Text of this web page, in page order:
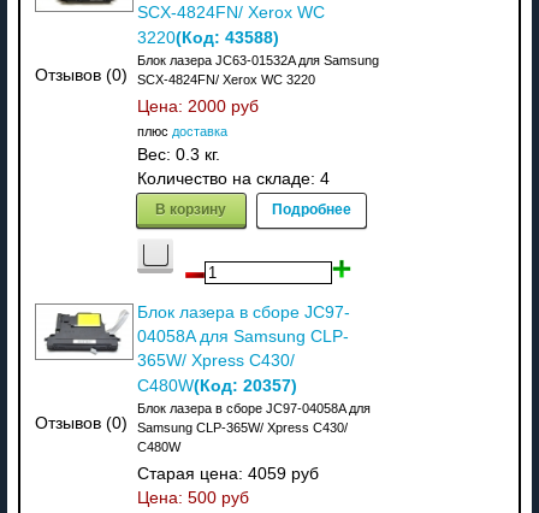
Отзывов (0)
SCX-4824FN/ Xerox WC
3220(Код: 43588)
Блок лазера JC63-01532A для Samsung
SCX-4824FN/ Xerox WC 3220
Цена: 2000 руб
плюс доставка
Вес: 0.3 кг.
Количество на складе: 4
В корзину Подробнее
Отзывов (0)
Блок лазера в сборе JC97-
04058A для Samsung CLP-
365W/ Xpress C430/
C480W(Код: 20357)
Блок лазера в сборе JC97-04058A для
Samsung CLP-365W/ Xpress C430/
C480W
Старая цена: 4059 руб
Цена: 500 руб